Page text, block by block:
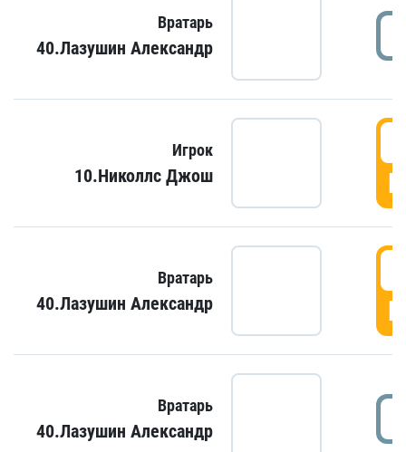
Вратарь
40.Лазушин Александр
Игрок
10.Николлс Джош
Вратарь
40.Лазушин Александр
Вратарь
40.Лазушин Александр